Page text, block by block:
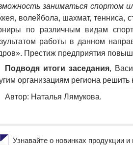
заниматься спортом
волейбола, шахмат, тенниса,
по различным видам
работы в данном
Престиж предприятия
Подводя итоги заседания,
организациям региона
Автор: Наталья Лямукова.
Узнавайте о новинках продукции